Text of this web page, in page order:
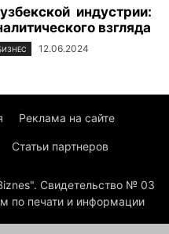
индустрии:
взгляда
12.06.2024
Реклама на сайте
Статьи партнеров
Свидетельство № 03
по печати и информации